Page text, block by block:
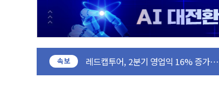
속보
청와대 "내일 부동산 점검 2차 회의"…
케이피에프, 2분기 매출액 2136억원
국민통합위 "청년엔 기회를, 중고령
레드캡투어, 2분기 영업익 16% 증가
HD건설기계, 재생에너지 사용률